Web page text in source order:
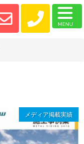
メディア掲載実績